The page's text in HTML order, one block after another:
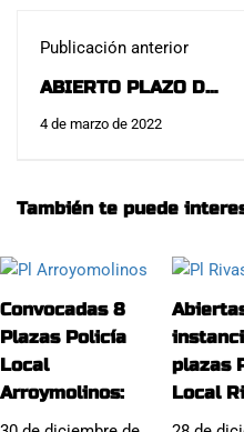
Publicación anterior
ABIERTO PLAZO DE
INSTANCIAS 21
4 de marzo de 2022
También te puede
Convocadas 8
Plazas Policía
Local
Arroymolinos:
plazas
Local